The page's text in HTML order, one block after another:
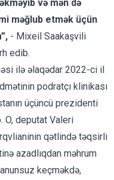
və mən də
məğlub etmək üçün
- Mixeil Saakaşvili
edib.
ilə əlaqədar 2022-ci il
podratçı klinikası
üçüncü prezidenti
O, deputat Valeri
qətlində təqsirli
azadlıqdan məhrum
keçməkdə,